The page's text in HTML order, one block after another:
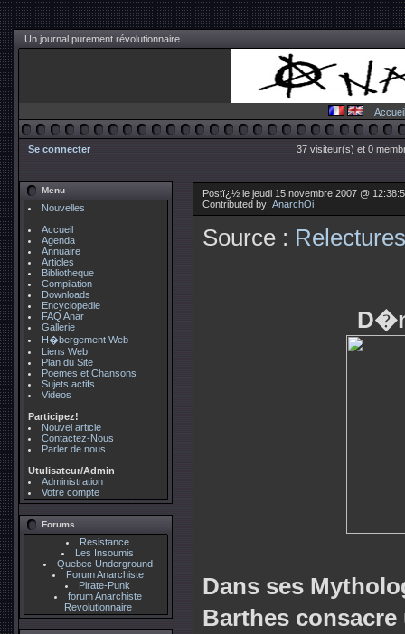
Un journal purement révolutionnaire
Accueil
Se connecter 37 visiteur(s) et 0
Menu
Nouvelles
Accueil
Agenda
Annuaire
Articles
Bibliotheque
Compilation
Downloads
Encyclopedie
FAQ Anar
Gallerie
H�bergement Web
Liens Web
Plan du Site
Poemes et Chansons
Sujets actifs
Videos
Participez!
Nouvel article
Contactez-Nous
Parler de nous
Utulisateur/Admin
Administration
Votre compte
Forums
Resistance
Les Insoumis
Quebec Underground
Forum Anarchiste
Pirate-Punk
forum Anarchiste
Revolutionnaire
Postï¿½ le jeudi 15 novembre 2007 @
Contributed by: AnarchOi
Source :
Dans ses
Barthes